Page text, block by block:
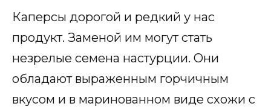
Каперсы дорогой и редкий у нас
продукт. Заменой им могут стать
незрелые семена настурции. Они
обладают выраженным горчичным
вкусом и в маринованном виде схожи с